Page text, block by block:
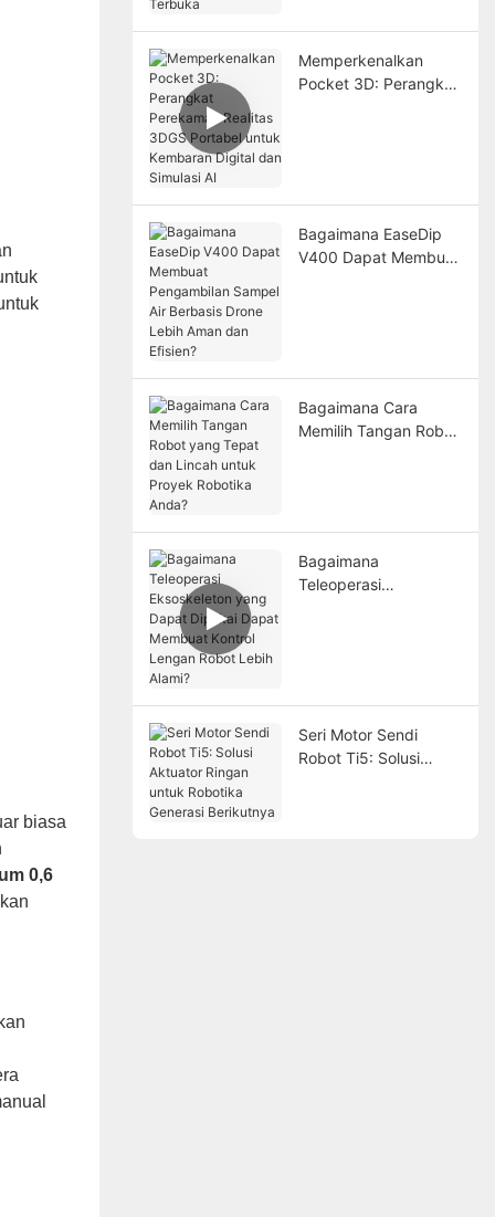
biasa
0,6
Memperkenalkan
Pocket 3D: Perangkat
Bagaimana EaseDip
V400 Dapat Membuat
Bagaimana Cara
Memilih Tangan Robot
Bagaimana
Teleoperasi
Seri Motor Sendi
Robot Ti5: Solusi